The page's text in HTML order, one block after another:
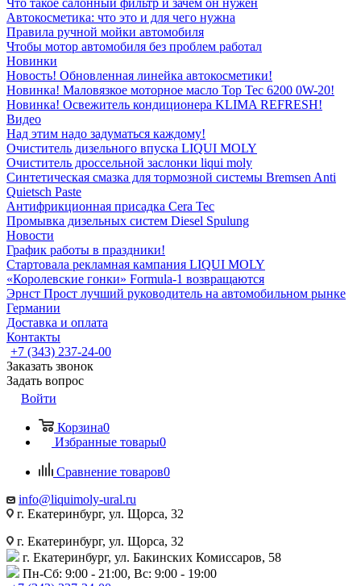
Что такое салонный фильтр и зачем он нужен
Автокосметика: что это и для чего нужна
Правила ручной мойки автомобиля
Чтобы мотор автомобиля без проблем работал
Новинки
Новость! Обновленная линейка автокосметики!
Новинка! Маловязкое моторное масло Top Tec 6200 0W-20!
Новинка! Освежитель кондиционера KLIMA REFRESH!
Видео
Над этим надо задуматься каждому!
Очиститель дизельного впуска LIQUI MOLY
Очиститель дроссельной заслонки liqui moly
Синтетическая смазка для тормозной системы Bremsen Anti
Quietsch Paste
Антифрикционная присадка Cera Tec
Промывка дизельных систем Diesel Spulung
Новости
График работы в праздники!
Стартовала рекламная кампания LIQUI MOLY
«Королевские гонки» Formula-1 возвращаются
Эрнст Прост лучший руководитель на автомобильном рынке
Германии
Доставка и оплата
Контакты
+7 (343) 237-24-00
Заказать звонок
Задать вопрос
Войти
Корзина0
Избранные товары0
Сравнение товаров0
info@liquimoly-ural.ru
г. Екатеринбург, ул. Щорса, 32
г. Екатеринбург, ул. Щорса, 32
г. Екатеринбург, ул. Бакинских Комиссаров, 58
Пн-Сб: 9:00 - 21:00, Вс: 9:00 - 19:00